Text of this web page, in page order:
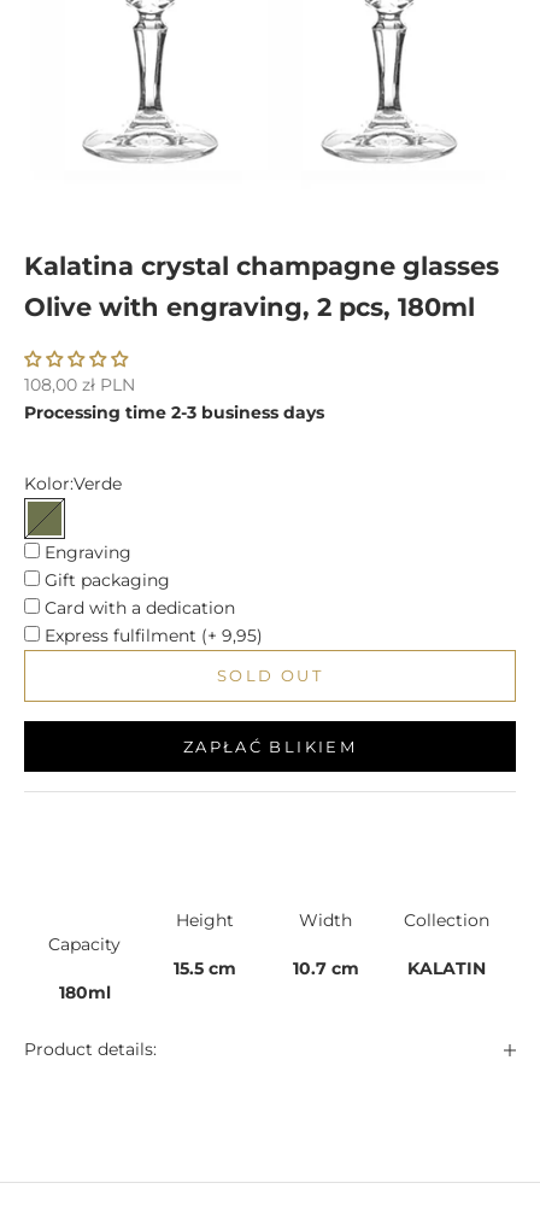
Kalatina crystal champagne glasses
Olive with engraving, 2 pcs, 180ml
Sale price
108,00 zł PLN
Processing time 2-3 business days
Kolor:Verde
Verde
Capacity
180ml
Height
15.5 cm
Width
10.7 cm
Collection
KALATIN
Product details:
Engraving
Gift packaging
Card with a dedication
Express fulfilment (+ 9,95)
SOLD OUT
ZAPŁAĆ BLIKIEM